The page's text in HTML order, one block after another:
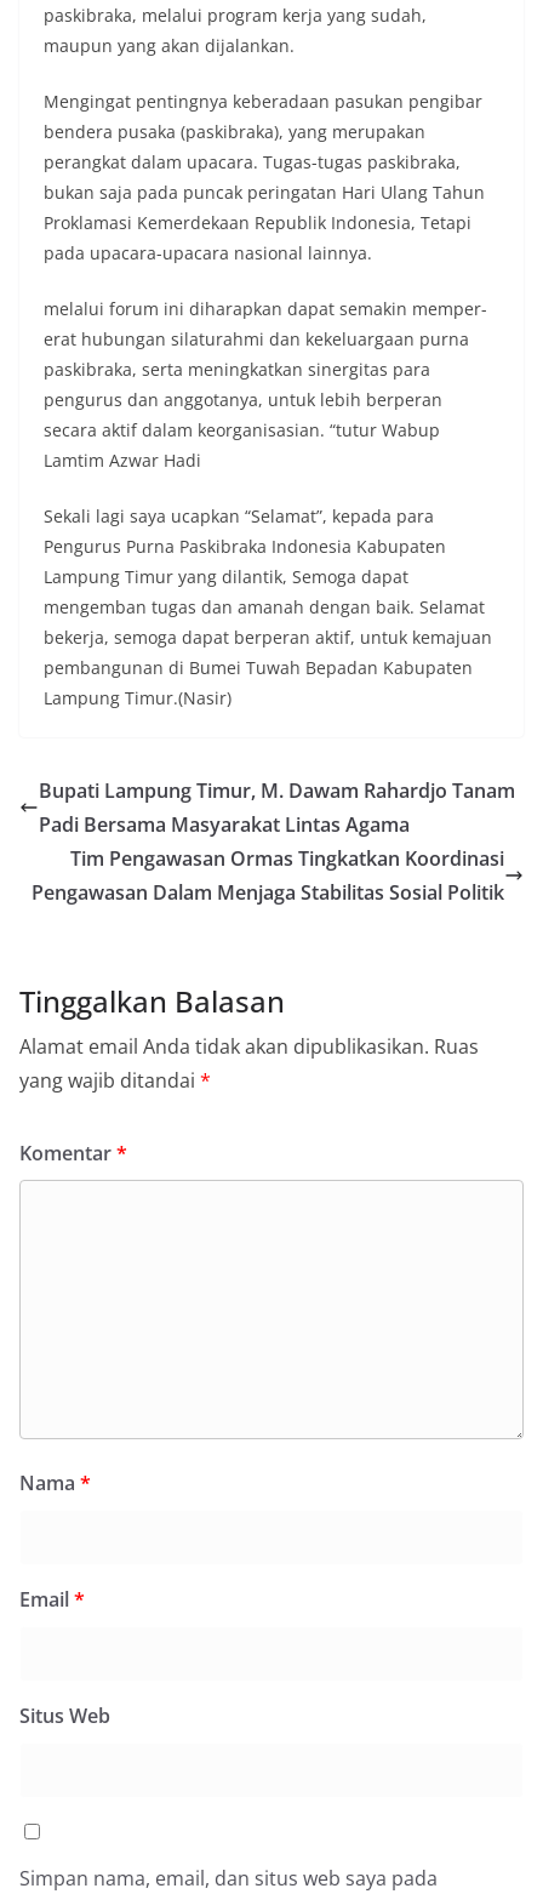
paskibraka, melalui program kerja yang sudah,
maupun yang akan dijalankan.
Mengingat pentingnya keberadaan pasukan pengibar
bendera pusaka (paskibraka), yang merupakan
perangkat dalam upacara. Tugas-tugas paskibraka,
bukan saja pada puncak peringatan Hari Ulang Tahun
Proklamasi Kemerdekaan Republik Indonesia, Tetapi
pada upacara-upacara nasional lainnya.
melalui forum ini diharapkan dapat semakin memper-
erat hubungan silaturahmi dan kekeluargaan purna
paskibraka, serta meningkatkan sinergitas para
pengurus dan anggotanya, untuk lebih berperan
secara aktif dalam keorganisasian. “tutur Wabup
Lamtim Azwar Hadi
Sekali lagi saya ucapkan “Selamat”, kepada para
Pengurus Purna Paskibraka Indonesia Kabupaten
Lampung Timur yang dilantik, Semoga dapat
mengemban tugas dan amanah dengan baik. Selamat
bekerja, semoga dapat berperan aktif, untuk kemajuan
pembangunan di Bumei Tuwah Bepadan Kabupaten
Lampung Timur.(Nasir)
Bupati Lampung Timur, M. Dawam Rahardjo Tanam
Padi Bersama Masyarakat Lintas Agama
Tim Pengawasan Ormas Tingkatkan Koordinasi
Pengawasan Dalam Menjaga Stabilitas Sosial Politik
Tinggalkan Balasan
Alamat email Anda tidak akan dipublikasikan. Ruas
yang wajib ditandai *
Komentar*
Nama *
Email*
Situs Web
Simpan nama, email, dan situs web saya pada